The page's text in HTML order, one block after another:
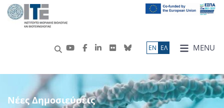
MENU
ΕN ΕΛ
Νέες Δημοσιεύσεις